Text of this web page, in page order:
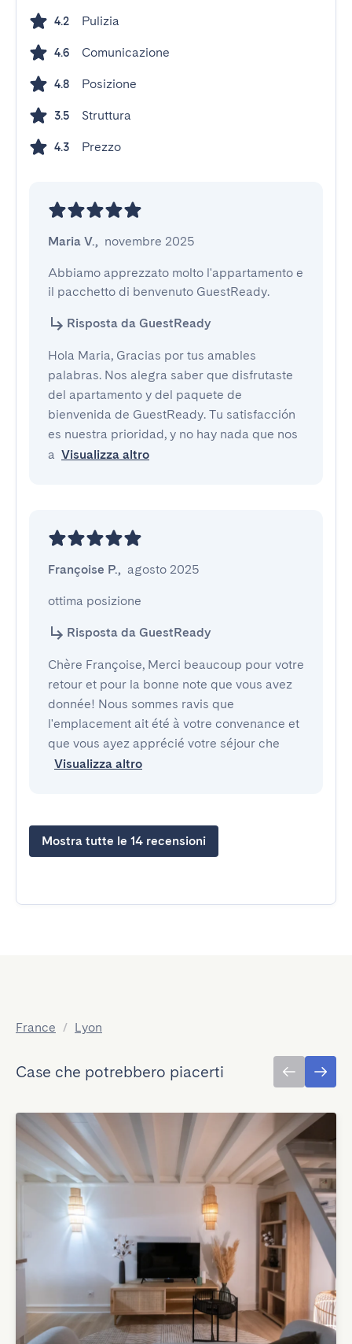
4.2 Pulizia
4.6 Comunicazione
4.8 Posizione
3.5 Struttura
4.3 Prezzo
Maria V., novembre 2025
Abbiamo apprezzato molto l'appartamento e
il pacchetto di benvenuto GuestReady.
Risposta da GuestReady
Hola Maria, Gracias por tus amables
palabras. Nos alegra saber que disfrutaste
del apartamento y del paquete de
bienvenida de GuestReady. Tu satisfacción
es nuestra prioridad, y no hay nada que nos
a Visualizza altro
Françoise P., agosto 2025
ottima posizione
Risposta da GuestReady
Chère Françoise, Merci beaucoup pour votre
retour et pour la bonne note que vous avez
donnée! Nous sommes ravis que
l'emplacement ait été à votre convenance et
que vous ayez apprécié votre séjour che
Visualizza altro
Mostra tutte le 14 recensioni
France / Lyon
Case che potrebbero piacerti